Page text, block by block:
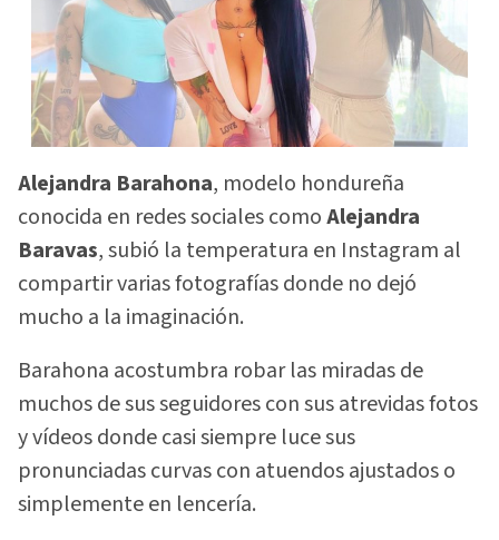
Alejandra Barahona, modelo hondureña
conocida en redes sociales comoAlejandra
Baravas, subió la temperatura en Instagram al
compartir varias fotografías donde no dejó
mucho a la imaginación.
Barahona acostumbra robar las miradas de
muchos de sus seguidores con sus atrevidas fotos
y vídeos donde casi siempre luce sus
pronunciadas curvas con atuendos ajustados o
simplemente en lencería.